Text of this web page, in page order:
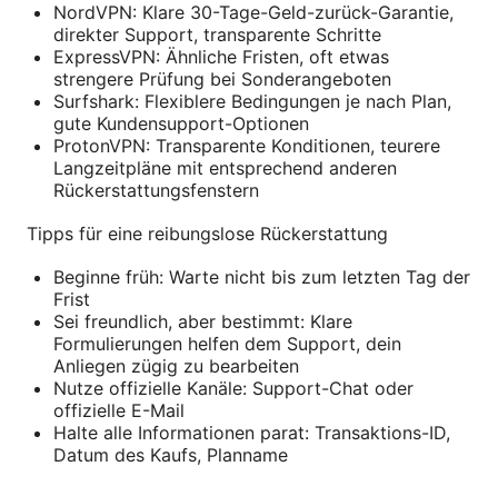
NordVPN: Klare 30-Tage-Geld-zurück-Garantie,
direkter Support, transparente Schritte
ExpressVPN: Ähnliche Fristen, oft etwas
strengere Prüfung bei Sonderangeboten
Surfshark: Flexiblere Bedingungen je nach Plan,
gute Kundensupport-Optionen
ProtonVPN: Transparente Konditionen, teurere
Langzeitpläne mit entsprechend anderen
Rückerstattungsfenstern
Tipps für eine reibungslose Rückerstattung
Beginne früh: Warte nicht bis zum letzten Tag der
Frist
Sei freundlich, aber bestimmt: Klare
Formulierungen helfen dem Support, dein
Anliegen zügig zu bearbeiten
Nutze offizielle Kanäle: Support-Chat oder
offizielle E-Mail
Halte alle Informationen parat: Transaktions-ID,
Datum des Kaufs, Planname